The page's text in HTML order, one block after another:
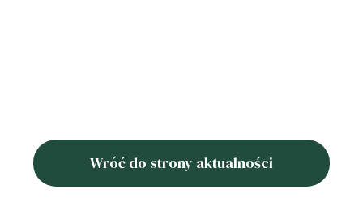
Wróć do strony aktualności